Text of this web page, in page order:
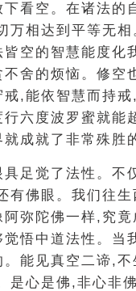
看空。在诸法的
万相达到平等无相
皆空的智慧能度化
舍的烦恼。修空
戒,能依智慧而持
六度波罗蜜就能
成就了非常殊胜
足觉了法性。不
有佛眼。我们往
阿弥陀佛一样,究竟
觉悟中道法性。当
。能见真空二谛,
是心是佛,非心非